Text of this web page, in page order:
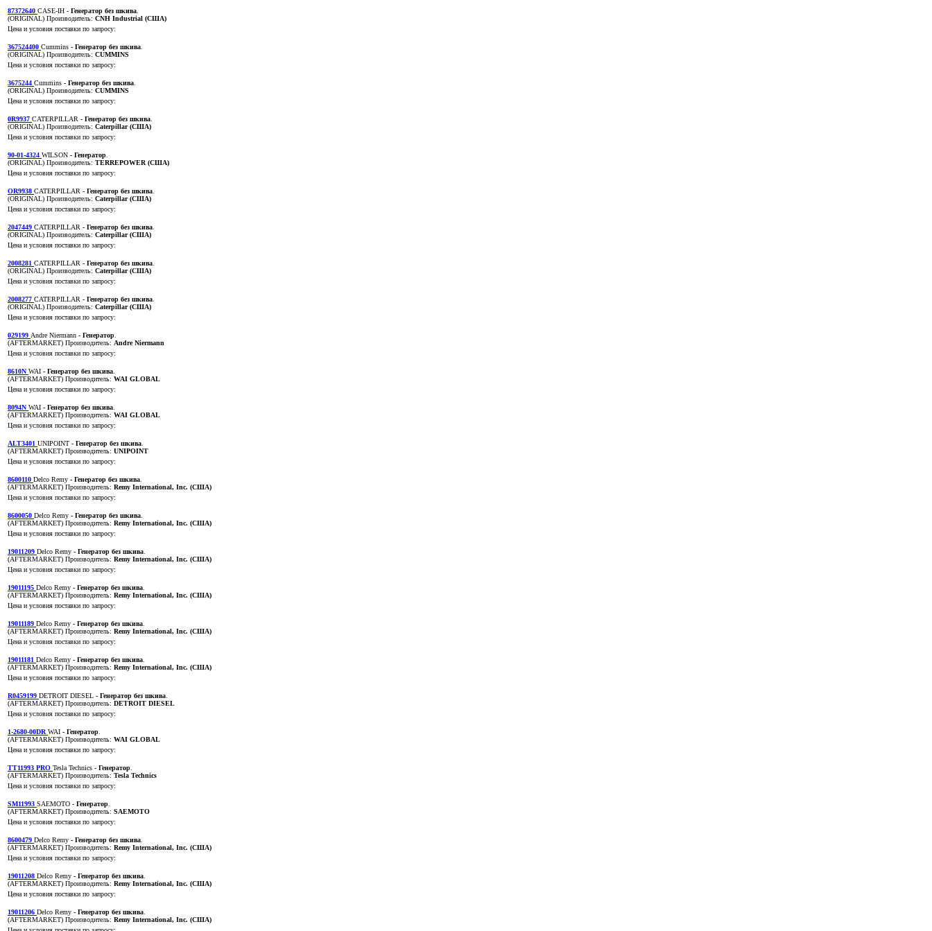
87372640 CASE-IH - Генератор без шкива.
(ORIGINAL) Производитель: CNH Industrial (США)
Цена и условия поставки по запросу:
367524400 Cummins - Генератор без шкива.
(ORIGINAL) Производитель: CUMMINS
Цена и условия поставки по запросу:
3675244 Cummins - Генератор без шкива.
(ORIGINAL) Производитель: CUMMINS
Цена и условия поставки по запросу:
0R9937 CATERPILLAR - Генератор без шкива.
(ORIGINAL) Производитель: Caterpillar (США)
Цена и условия поставки по запросу:
90-01-4324 WILSON - Генератор.
(ORIGINAL) Производитель: TERREPOWER (США)
Цена и условия поставки по запросу:
OR9938 CATERPILLAR - Генератор без шкива.
(ORIGINAL) Производитель: Caterpillar (США)
Цена и условия поставки по запросу:
2047449 CATERPILLAR - Генератор без шкива.
(ORIGINAL) Производитель: Caterpillar (США)
Цена и условия поставки по запросу:
2008281 CATERPILLAR - Генератор без шкива.
(ORIGINAL) Производитель: Caterpillar (США)
Цена и условия поставки по запросу:
2008277 CATERPILLAR - Генератор без шкива.
(ORIGINAL) Производитель: Caterpillar (США)
Цена и условия поставки по запросу:
029199 Andre Niermann - Генератор.
(AFTERMARKET) Производитель: Andre Niermann
Цена и условия поставки по запросу:
8610N WAI - Генератор без шкива.
(AFTERMARKET) Производитель: WAI GLOBAL
Цена и условия поставки по запросу:
8094N WAI - Генератор без шкива.
(AFTERMARKET) Производитель: WAI GLOBAL
Цена и условия поставки по запросу:
ALT3401 UNIPOINT - Генератор без шкива.
(AFTERMARKET) Производитель: UNIPOINT
Цена и условия поставки по запросу:
8600110 Delco Remy - Генератор без шкива.
(AFTERMARKET) Производитель: Remy International, Inc. (США)
Цена и условия поставки по запросу:
8600050 Delco Remy - Генератор без шкива.
(AFTERMARKET) Производитель: Remy International, Inc. (США)
Цена и условия поставки по запросу:
19011209 Delco Remy - Генератор без шкива.
(AFTERMARKET) Производитель: Remy International, Inc. (США)
Цена и условия поставки по запросу:
19011195 Delco Remy - Генератор без шкива.
(AFTERMARKET) Производитель: Remy International, Inc. (США)
Цена и условия поставки по запросу:
19011189 Delco Remy - Генератор без шкива.
(AFTERMARKET) Производитель: Remy International, Inc. (США)
Цена и условия поставки по запросу:
19011181 Delco Remy - Генератор без шкива.
(AFTERMARKET) Производитель: Remy International, Inc. (США)
Цена и условия поставки по запросу:
R0459199 DETROIT DIESEL - Генератор без шкива.
(AFTERMARKET) Производитель: DETROIT DIESEL
Цена и условия поставки по запросу:
1-2680-00DRWAI - Генератор.
(AFTERMARKET) Производитель: WAI GLOBAL
Цена и условия поставки по запросу:
TT11993 PRO Tesla Technics - Генератор.
(AFTERMARKET) Производитель: Tesla Technics
Цена и условия поставки по запросу:
SM11993 SAEMOTO - Генератор.
(AFTERMARKET) Производитель: SAEMOTO
Цена и условия поставки по запросу:
8600479 Delco Remy - Генератор без шкива.
(AFTERMARKET) Производитель: Remy International, Inc. (США)
Цена и условия поставки по запросу:
19011208 Delco Remy - Генератор без шкива.
(AFTERMARKET) Производитель: Remy International, Inc. (США)
Цена и условия поставки по запросу:
19011206 Delco Remy - Генератор без шкива.
(AFTERMARKET) Производитель: Remy International, Inc. (США)